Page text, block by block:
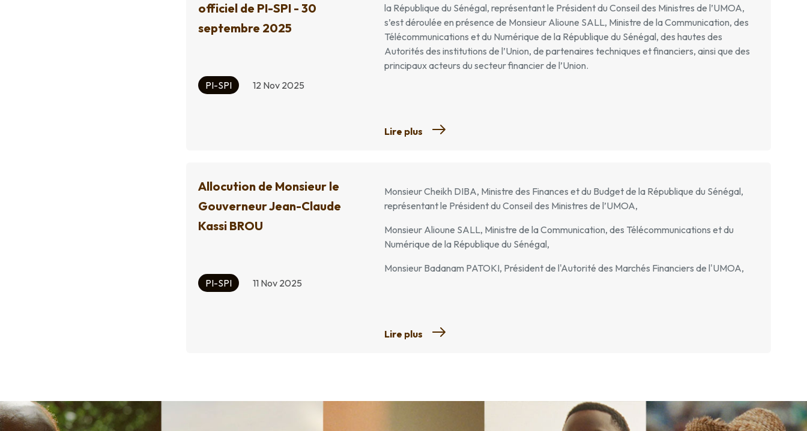
officiel de PI-SPI - 30
septembre 2025
PI-SPI 12 Nov 2025
la République du Sénégal, représentant le Président du Conseil des Ministres de l’UMOA,
s’est déroulée en présence de Monsieur Alioune SALL, Ministre de la Communication, des
Télécommunications et du Numérique de la République du Sénégal, des hautes des
Autorités des institutions de l’Union, de partenaires techniques et financiers, ainsi que des
principaux acteurs du secteur financier de l’Union.
Lire plus
Allocution de Monsieur le
Gouverneur Jean-Claude
Kassi BROU
PI-SPI 11 Nov 2025
Monsieur Cheikh DIBA, Ministre des Finances et du Budget de la République du Sénégal,
représentant le Président du Conseil des Ministres de l’UMOA,
Monsieur Alioune SALL, Ministre de la Communication, des Télécommunications et du
Numérique de la République du Sénégal,
Monsieur Badanam PATOKI, Président de l'Autorité des Marchés Financiers de l'UMOA,
Lire plus